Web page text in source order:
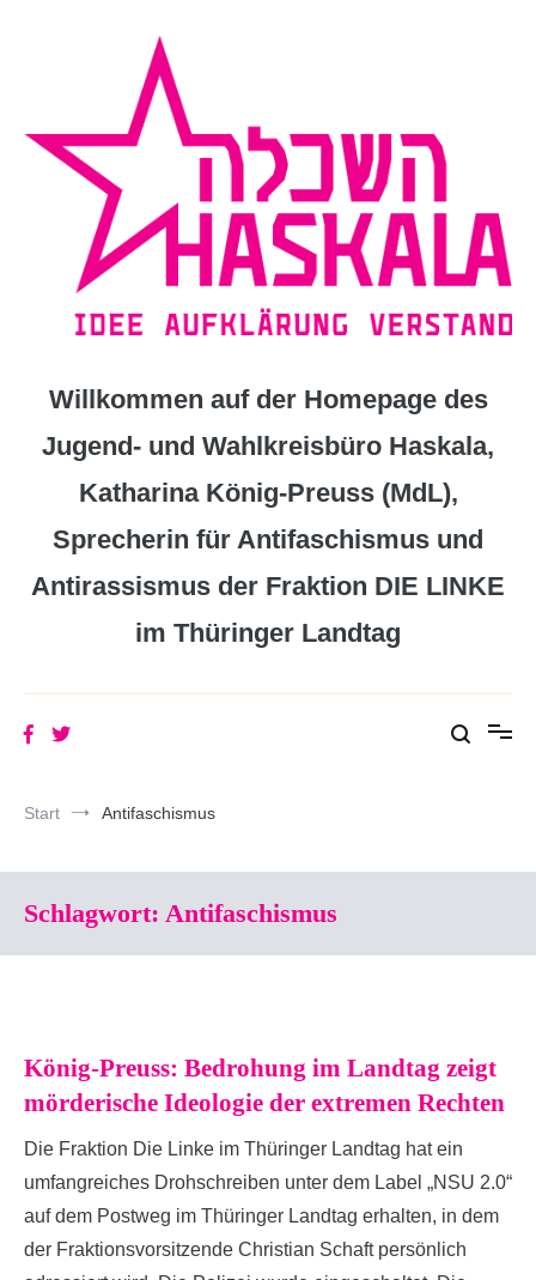
Willkommen auf der Homepage des
Jugend- und Wahlkreisbüro Haskala,
Katharina König-Preuss (MdL),
Sprecherin für Antifaschismus und
Antirassismus der Fraktion DIE LINKE
im Thüringer Landtag
Start Antifaschismus
Schlagwort: Antifaschismus
König-Preuss: Bedrohung im Landtag zeigt
mörderische Ideologie der extremen Rechten
Die Fraktion Die Linke im Thüringer Landtag hat ein
umfangreiches Drohschreiben unter dem Label „NSU 2.0“
auf dem Postweg im Thüringer Landtag erhalten, in dem
der Fraktionsvorsitzende Christian Schaft persönlich